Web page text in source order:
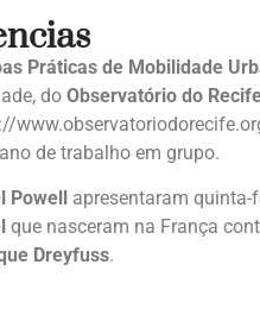
Práticas de Mobilidade
do Observatório do
de trabalho em grupo.
Powell apresentaram quinta-
que nasceram na França
Dreyfuss.